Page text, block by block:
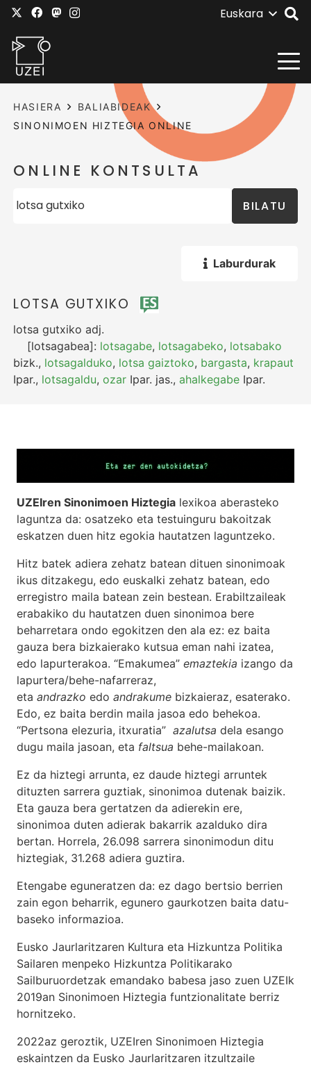
Euskara
HASIERA
BALIABIDEAK
SINONIMOEN HIZTEGIA ONLINE
ONLINE KONTSULTA
BILATU
Laburdurak
LOTSA GUTXIKO
lotsa gutxiko adj.
[lotsagabea]: lotsagabe, lotsagabeko, lotsabako
bizk., lotsagalduko, lotsa gaiztoko, bargasta, krapaut
Ipar., lotsagaldu,ozar Ipar. jas.,ahalkegabe Ipar.
UZEIren Sinonimoen Hiztegia lexikoa aberasteko
laguntza da: osatzeko eta testuinguru bakoitzak
eskatzen duen hitz egokia hautatzen laguntzeko.
Hitz batek adiera zehatz batean dituen sinonimoak
ikus ditzakegu, edo euskalki zehatz batean, edo
erregistro maila batean zein bestean. Erabiltzaileak
erabakiko du hautatzen duen sinonimoa bere
beharretara ondo egokitzen den ala ez: ez baita
gauza bera bizkaierako kutsua eman nahi izatea,
edo lapurterakoa. “Emakumea” emaztekia izango da
lapurtera/behe-nafarreraz,
eta andrazko edo andrakume bizkaieraz, esaterako.
Edo, ez baita berdin maila jasoa edo behekoa.
“Pertsona elezuria, itxuratia” azalutsa dela esango
dugu maila jasoan, eta faltsua behe-mailakoan.
Ez da hiztegi arrunta, ez daude hiztegi arruntek
dituzten sarrera guztiak, sinonimoa dutenak baizik.
Eta gauza bera gertatzen da adierekin ere,
sinonimoa duten adierak bakarrik azalduko dira
bertan. Horrela, 26.098 sarrera sinonimodun ditu
hiztegiak, 31.268 adiera guztira.
Etengabe eguneratzen da: ez dago bertsio berrien
zain egon beharrik, egunero gaurkotzen baita datu-
baseko informazioa.
Eusko Jaurlaritzaren Kultura eta Hizkuntza Politika
Sailaren menpeko Hizkuntza Politikarako
Sailburuordetzak emandako babesa jaso zuen UZEIk
2019an Sinonimoen Hiztegia funtzionalitate berriz
hornitzeko.
2022az geroztik, UZEIren Sinonimoen Hiztegia
eskaintzen da Eusko Jaurlaritzaren itzultzaile